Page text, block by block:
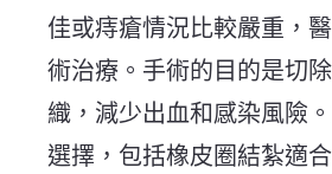
佳或痔瘡情況比較嚴重，
術治療。手術的目的是切
織，減少出血和感染風險
選擇，包括橡皮圈結紮適